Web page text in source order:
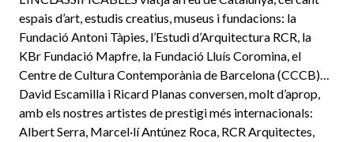
espais d’art, estudis creatius, museus i fundacions: la
Fundació Antoni Tàpies, l’Estudi d’Arquitectura RCR, la
KBr Fundació Mapfre, la Fundació Lluís Coromina, el
Centre de Cultura Contemporània de Barcelona (CCCB)…
David Escamilla i Ricard Planas conversen, molt d’aprop,
amb els nostres artistes de prestigi més internacionals:
Albert Serra, Marcel·lí Antúnez Roca, RCR Arquitectes,